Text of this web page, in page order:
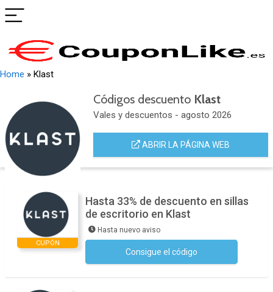
Home » Klast
Códigos descuento Klast
Vales y descuentos - agosto 2026
ABRIR LA PÁGINA WEB
CUPÓN
Hasta 33% de descuento en sillas
de escritorio en Klast
Hasta nuevo aviso
Consigue el código